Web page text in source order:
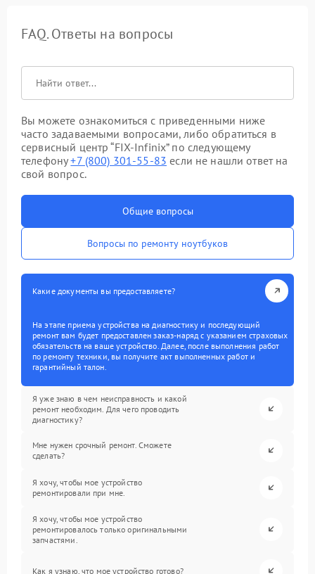
FAQ. Ответы на вопросы
Вы можете ознакомиться с приведенными ниже
часто задаваемыми вопросами, либо обратиться в
сервисный центр “FIX-Infinix” по следующему
телефону+7 (800) 301-55-83 если не нашли ответ на
свой вопрос.
Общие вопросы
Вопросы по ремонту ноутбуков
Какие документы вы предоставляете?
На этапе приема устройства на диагностику и последующий
ремонт вам будет предоставлен заказ-наряд с указанием страховых
обязательств на ваше устройство. Далее, после выполнения работ
по ремонту техники, вы получите акт выполненных работ и
гарантийный талон.
Я уже знаю в чем неисправность и какой
ремонт необходим. Для чего проводить
диагностику?
Мне нужен срочный ремонт. Сможете
сделать?
Я хочу, чтобы мое устройство
ремонтировали при мне.
Я хочу, чтобы мое устройство
ремонтировалось только оригинальными
запчастями.
Как я узнаю, что мое устройство готово?